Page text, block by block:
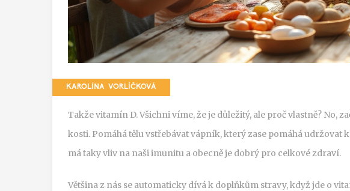
KAROLÍNA VORLÍČKOVÁ
Takže vitamín D. Všichni víme, že je důležitý, ale proč vlastně? No,
kosti. Pomáhá tělu vstřebávat vápník, který zase pomáhá udržovat
má taky vliv na naši imunitu a obecně je dobrý pro celkové zdraví.
Většina z nás se automaticky dívá k doplňkům stravy, když jde o